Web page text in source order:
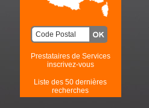
Prestataires de Services
inscrivez-vous
Liste des 50 dernières
recherches